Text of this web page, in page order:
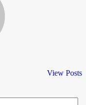
View Posts